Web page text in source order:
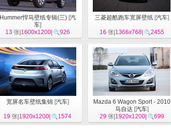
Hummer悍马壁纸专辑(三)[汽
车]
13张| 1600x1200| 926
三菱超酷跑车宽屏壁纸[汽车]
16 张| 1366x768| 2455
宽屏名车壁纸集锦[汽车]
19 张| 1920x1200 1574
Mazda 6 Wagon Sport - 2010
马自达[汽车]
29张| 1920x1200| 699